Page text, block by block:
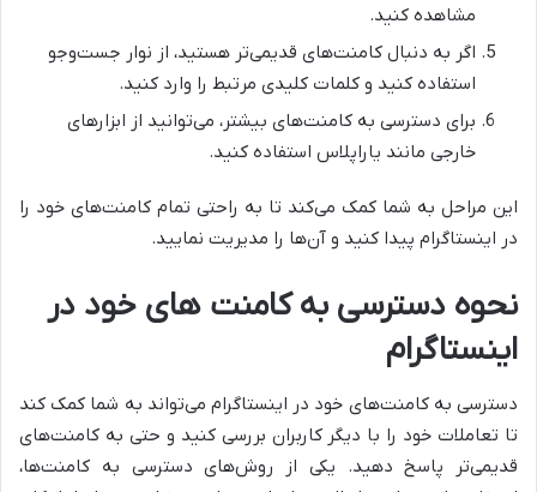
مشاهده کنید.
اگر به دنبال کامنت‌های قدیمی‌تر هستید، از نوار جست‌وجو
استفاده کنید و کلمات کلیدی مرتبط را وارد کنید.
برای دسترسی به کامنت‌های بیشتر، می‌توانید از ابزارهای
خارجی مانند یاراپلاس استفاده کنید.
این مراحل به شما کمک می‌کند تا به راحتی تمام کامنت‌های خود را
در اینستاگرام پیدا کنید و آن‌ها را مدیریت نمایید.
نحوه دسترسی به کامنت های خود در
اینستاگرام
دسترسی به کامنت‌های خود در اینستاگرام می‌تواند به شما کمک کند
تا تعاملات خود را با دیگر کاربران بررسی کنید و حتی به کامنت‌های
قدیمی‌تر پاسخ دهید. یکی از روش‌های دسترسی به کامنت‌ها،